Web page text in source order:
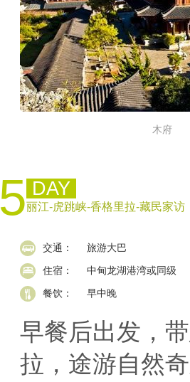
木府
5 DAY
丽江-虎跳峡-香格里拉-藏民家访
交通： 旅游大巴
住宿： 中甸龙湖港湾或同级
餐饮： 早中晚
早餐后出发，
拉，途游自然